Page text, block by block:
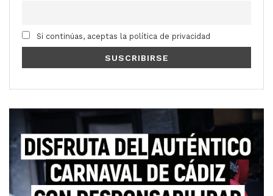
Si continúas, aceptas la política de privacidad